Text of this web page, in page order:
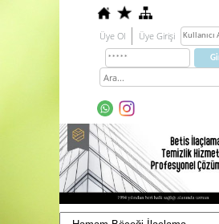
Üye Ol Üye Girişi